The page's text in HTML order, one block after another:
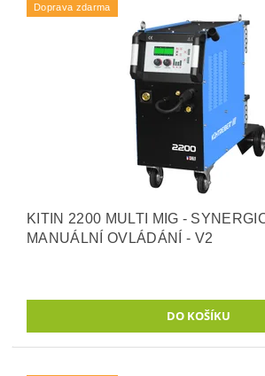
Doprava zdarma
KITIN 2200 MULTI MIG -
MANUÁLNÍ OVLÁDÁNÍ - V2